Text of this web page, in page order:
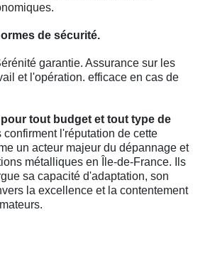
de sécurité.
garantie. Assurance sur les
et l'opération. efficace en cas de
tout budget et tout type de
confirment l'réputation de cette
un acteur majeur du dépannage et
métalliques en Île-de-France. Ils
sa capacité d'adaptation, son
la excellence et la contentement